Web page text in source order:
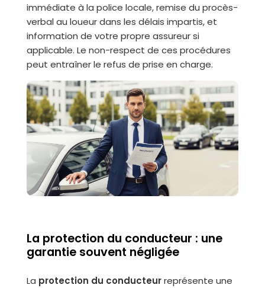
immédiate à la police locale, remise du procès-
verbal au loueur dans les délais impartis, et
information de votre propre assureur si
applicable. Le non-respect de ces procédures
peut entraîner le refus de prise en charge.
La protection du conducteur : une
garantie souvent négligée
La protection du conducteurreprésente une